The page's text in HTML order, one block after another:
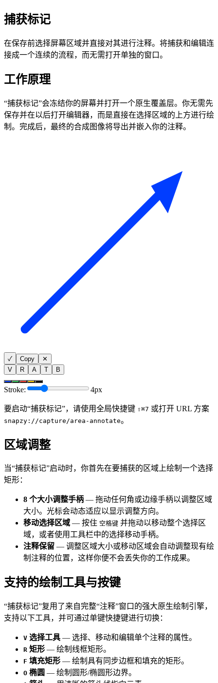
捕获标记
在保存前选择屏幕区域并直接对其进行注释。将捕获和编辑连
接成一个连续的流程，而无需打开单独的窗口。
工作原理
“捕获标记”会冻结你的屏幕并打开一个原生覆盖层。你无需先
保存并在以后打开编辑器，而是直接在选择区域的上方进行绘
制。完成后，最终的合成图像将导出并嵌入你的注释。
✓ Copy
✕
V
R A T B
Stroke: 4px
要启动“捕获标记”，请使用全局快捷键 ⇧⌘7 或打开 URL 方案
snapzy://capture/area-annotate。
区域调整
当“捕获标记”启动时，你首先在要捕获的区域上绘制一个选择
矩形：
8 个大小调整手柄 — 拖动任何角或边缘手柄以调整区域
大小。光标会动态适应以显示调整方向。
移动选择区域 — 按住 空格键 并拖动以移动整个选择区
域，或者使用工具栏中的选择移动手柄。
注释保留 — 调整区域大小或移动区域会自动调整现有绘
制注释的位置，这样你便不会丢失你的工作成果。
支持的绘制工具与按键
“捕获标记”复用了来自完整“注释”窗口的强大原生绘制引擎，
支持以下工具，并可通过单键快捷键进行切换：
V 选择工具 — 选择、移动和编辑单个注释的属性。
R 矩形 — 绘制线框矩形。
F 填充矩形 — 绘制具有同步边框和填充的矩形。
O 椭圆 — 绘制圆形/椭圆形边界。